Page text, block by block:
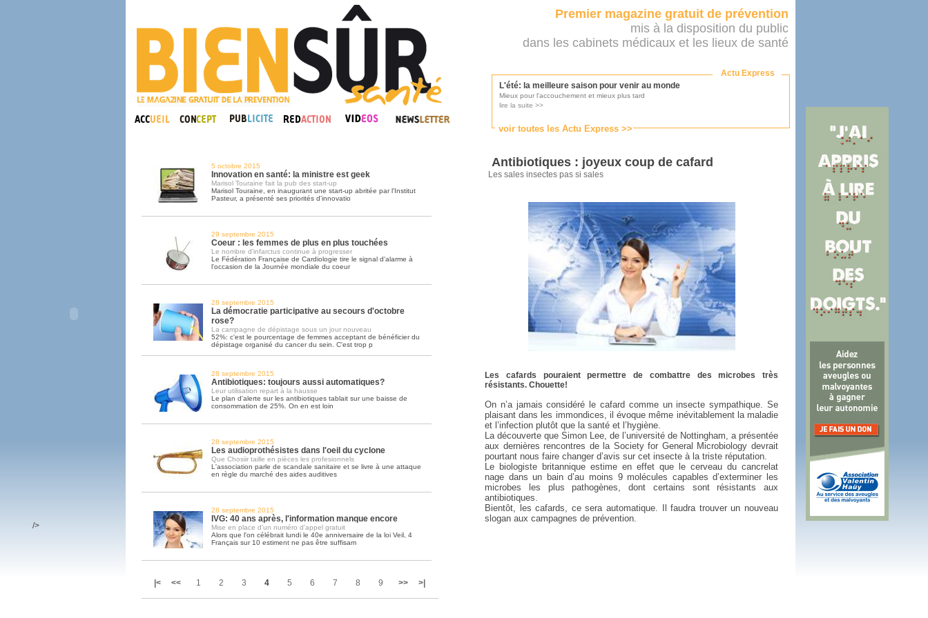
Premier magazine gratuit de prévention
mis à la disposition du public
dans les cabinets médicaux et les lieux de santé
Actu Express
voir toutes les Actu Express >>
L'été: la meilleure saison pour venir au monde
Mieux pour l'accouchement et mieux plus tard
lire la suite >>
Consultés par l'Ordre des médecins, pas par le ministère...
lire la suite >>
Une campagne de pub pour aimer son médecin
La pub au service des praticiens?
lire la suite >>
DMP, l'Arlésienne va devenir réalité
Déploiement prévu au 4ème trimestre 2016
lire la suite >>
Soins palliatifs: 40 millions de plus en 2016
La journée mondiale des soins palliatifs n'a pas été inutile
5 octobre 2015
Innovation en santé: la ministre est geek
Marisol Touraine fait la pub des start-up
Marisol Touraine, en inaugurant une start-up abritée par l'Institut
Pasteur, a présenté ses priorités d'innovatio
29 septembre 2015
Coeur : les femmes de plus en plus touchées
Le nombre d'infarctus continue à progresser
Le Fédération Française de Cardiologie tire le signal d'alarme à
l'occasion de la Journée mondiale du coeur
28 septembre 2015
La démocratie participative au secours d'octobre
rose?
La campagne de dépistage sous un jour nouveau
52%: c'est le pourcentage de femmes acceptant de bénéficier du
dépistage organisé du cancer du sein. C'est trop p
28 septembre 2015
Antibiotiques: toujours aussi automatiques?
Leur utilisation repart à la hausse
Le plan d'alerte sur les antibiotiques tablait sur une baisse de
consommation de 25%. On en est loin
28 septembre 2015
Les audioprothésistes dans l'oeil du cyclone
Que Chosiir taille en pièces les profesionnels
L'association parle de scandale sanitaire et se livre à une attaque
en règle du marché des aides auditives
28 septembre 2015
IVG: 40 ans après, l'information manque encore
Mise en place d'un numéro d'appel gratuit
Alors que l'on célébrait lundi le 40e anniversaire de la loi Veil, 4
Français sur 10 estiment ne pas être suffisam
|< << 1 2 3 4 5 6 7 8 9 >> >|
Antibiotiques : joyeux coup de cafard
Les sales insectes pas si sales
Les cafards pouraient permettre de combattre des microbes très
résistants. Chouette!
On n’a jamais considéré le cafard comme un insecte sympathique. Se
plaisant dans les immondices, il évoque même inévitablement la maladie
et l’infection plutôt que la santé et l’hygiène.
La découverte que Simon Lee, de l’université de Nottingham, a présentée
aux dernières rencontres de la Society for General Microbiology devrait
pourtant nous faire changer d’avis sur cet insecte à la triste réputation.
Le biologiste britannique estime en effet que le cerveau du cancrelat
nage dans un bain d’au moins 9 molécules capables d’exterminer les
microbes les plus pathogènes, dont certains sont résistants aux
antibiotiques.
Bientôt, les cafards, ce sera automatique. Il faudra trouver un nouveau
slogan aux campagnes de prévention.
/>